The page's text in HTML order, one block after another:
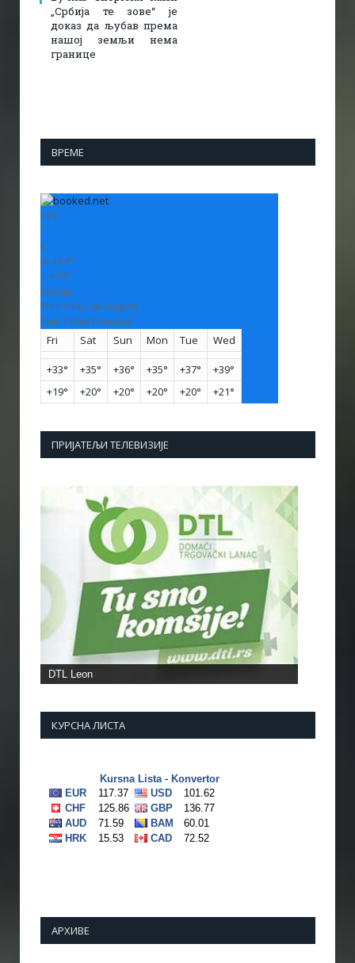
„Србија те зове“ је
доказ да љубав према
нашој земљи нема
границе
ВРЕМЕ
+33
°
C
H: +34°
L: +19°
Vranje
Thursday, 06 August
See 7-Day Forecast
Fri
Sat Sun Mon Tue Wed
+33° +35° +36° +35° +37° +39°
+19° +20° +20° +20° +20° +21°
ПРИЈАТЕЉИ ТЕЛЕВИЗИЈЕ
DTL Leon
КУРСНА ЛИСТА
АРХИВЕ